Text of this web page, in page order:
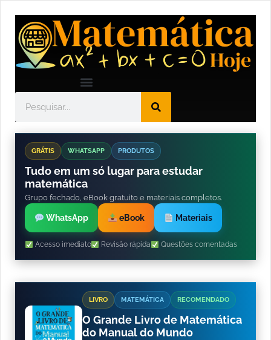
GRÁTIS WHATSAPP PRODUTOS
Tudo em um só lugar para estudar
matemática
Grupo fechado, eBook gratuito e materiais completos.
WhatsApp eBook Materiais
Acesso imediato Revisão rápida Questões comentadas
LIVRO MATEMÁTICA RECOMENDADO
O Grande Livro de Matemática
do Manual do Mundo